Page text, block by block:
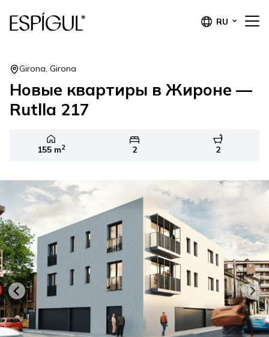
RU
Girona, Girona
Новые квартиры в Жироне —
Rutlla 217
155 m2 2 2